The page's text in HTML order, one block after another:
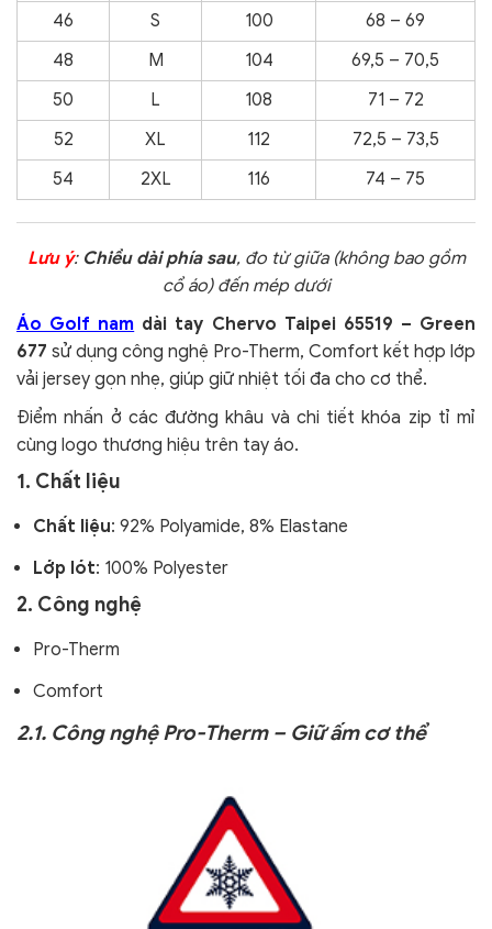
46 S 100
68 – 69
48
M 104
69,5 – 70,5
50
L 108
71 – 72
52
XL 112
72,5 – 73,5
54
2XL 116 74 – 75
Lưu ý: Chiều dài phía sau, đo từ giữa (không bao gồm
cổ áo) đến mép dưới
Áo Golf nam dài tay Chervo Taipei 65519 – Green
677 sử dụng công nghệ Pro-Therm, Comfort kết hợp lớp
vải jersey gọn nhẹ, giúp giữ nhiệt tối đa cho cơ thể.
Điểm nhấn ở các đường khâu và chi tiết khóa zip tỉ mỉ
cùng logo thương hiệu trên tay áo.
1. Chất liệu
Chất liệu: 92% Polyamide, 8% Elastane
Lớp lót: 100% Polyester
2. Công nghệ
Pro-Therm
Comfort
2.1. Công nghệ Pro-Therm – Giữ ấm cơ thể